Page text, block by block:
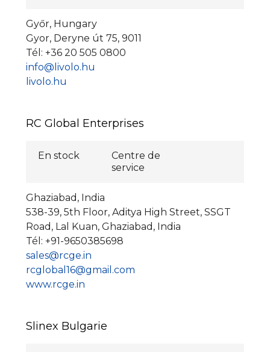
Győr, Hungary
Gyor, Deryne út 75, 9011
Tél: +36 20 505 0800
info@livolo.hu
livolo.hu
RC Global Enterprises
En stock
Centre de
service
Ghaziabad, India
538-39, 5th Floor, Aditya High Street, SSGT
Road, Lal Kuan, Ghaziabad, India
Tél: +91-9650385698
sales@rcge.in
rcglobal16@gmail.com
www.rcge.in
Slinex Bulgarie